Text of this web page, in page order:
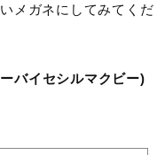
メガネにしてみてくだ
バイセシルマクビー)